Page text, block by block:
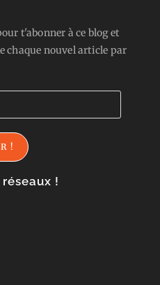
t'abonner à ce blog et
chaque nouvel article par
!
!